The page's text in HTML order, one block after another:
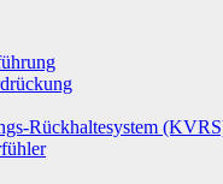
Rückhaltesystem